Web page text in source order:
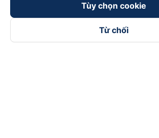
Tùy chọn cookie
Từ chối